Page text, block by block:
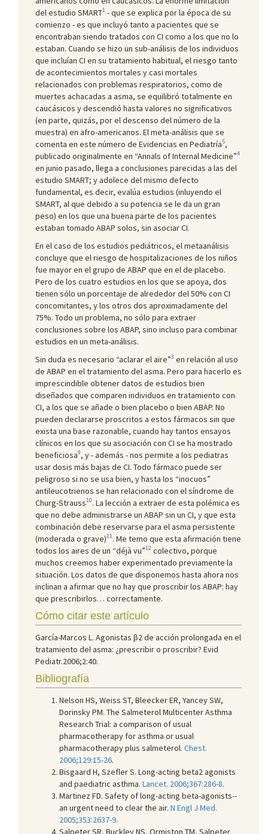
del estudio SMART1 - que se explica por la época de su
comienzo - es que incluyó tanto a pacientes que se
encontraban siendo tratados con CI como a los que no lo
estaban. Cuando se hizo un sub-análisis de los individuos
que incluían CI en su tratamiento habitual, el riesgo tanto
de acontecimientos mortales y casi mortales
relacionados con problemas respiratorios, como de
muertes achacadas a asma, se equilibró totalmente en
caucásicos y descendió hasta valores no significativos
(en parte, quizás, por el descenso del número de la
muestra) en afro-americanos. El meta-análisis que se
comenta en este número de Evidencias en Pediatría5,
publicado originalmente en “Annals of Internal Medicine”4
en junio pasado, llega a conclusiones parecidas a las del
estudio SMART; y adolece del mismo defecto
fundamental, es decir, evalúa estudios (inluyendo el
SMART, al que debido a su potencia se le da un gran
peso) en los que una buena parte de los pacientes
estaban tomado ABAP solos, sin asociar CI.
En el caso de los estudios pediátricos, el metaanálisis
concluye que el riesgo de hospitalizaciones de los niños
fue mayor en el grupo de ABAP que en el de placebo.
Pero de los cuatro estudios en los que se apoya, dos
tienen sólo un porcentaje de alrededor del 50% con CI
concomitantes, y los otros dos aproximadamente del
75%. Todo un problema, no sólo para extraer
conclusiones sobre los ABAP, sino incluso para combinar
estudios en un meta-análisis.
Sin duda es necesario “aclarar el aire”3 en relación al uso
de ABAP en el tratamiento del asma. Pero para hacerlo es
imprescindible obtener datos de estudios bien
diseñados que comparen individuos en tratamiento con
CI, a los que se añade o bien placebo o bien ABAP. No
pueden declararse proscritos a estos fármacos sin que
exista una base razonable, cuando hay tantos ensayos
clínicos en los que su asociación con CI se ha mostrado
beneficiosa9, y - además - nos permite a los pediatras
usar dosis más bajas de CI. Todo fármaco puede ser
peligroso si no se usa bien, y hasta los “inocuos”
antileucotrienos se han relacionado con el síndrome de
Churg-Strauss10. La lección a extraer de esta polémica es
que no debe administrarse un ABAP sin un CI, y que esta
combinación debe reservarse para el asma persistente
(moderada o grave)11. Me temo que esta afirmación tiene
todos los aires de un “déjà vu”12 colectivo, porque
muchos creemos haber experimentado previamente la
situación. Los datos de que disponemos hasta ahora nos
inclinan a afirmar que no hay que proscribir los ABAP: hay
que prescribirlos… correctamente.
Cómo citar este artículo
García-Marcos L. Agonistas β2 de acción prolongada en el
tratamiento del asma: ¿prescribir o proscribir? Evid
Pediatr.2006;2:40.
Bibliografía
Nelson HS, Weiss ST, Bleecker ER, Yancey SW,
Dorinsky PM. The Salmeterol Multicenter Asthma
Research Trial: a comparison of usual
pharmacotherapy for asthma or usual
pharmacotherapy plus salmeterol. Chest.
2006;129:15-26.
Bisgaard H, Szefler S. Long-acting beta2 agonists
and paediatric asthma. Lancet. 2006;367:286-8.
Martinez FD. Safety of long-acting beta-agonists--
an urgent need to clear the air. N Engl J Med.
2005;353:2637-9.
Salpeter SR, Buckley NS, Ormiston TM, Salpeter